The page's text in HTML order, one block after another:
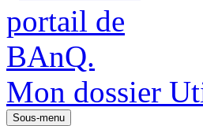
Mon dossier
Sous-menu